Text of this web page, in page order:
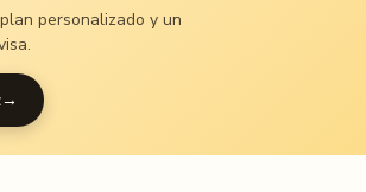
personalizado y un
→